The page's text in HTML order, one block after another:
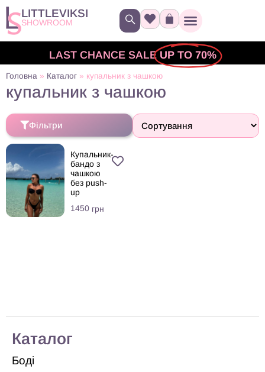
LITTLEVIKSI
SHOWROOM
LAST CHANCE SALE UP TO 70%
Головна » Каталог » купальник з чашкою
купальник з чашкою
Фільтри
Купальник-
бандо з
чашкою
без push-
up
1450 грн
Каталог
Боді